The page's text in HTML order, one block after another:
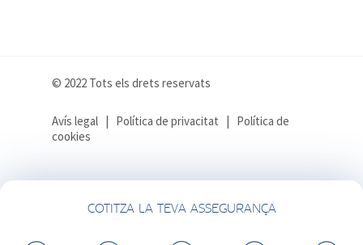
COTITZA LA TEVA ASSEGURANÇA
© 2022 Tots els drets reservats
Avís legal | Política de privacitat | Política de
cookies